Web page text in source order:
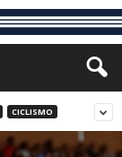
CICLISMO